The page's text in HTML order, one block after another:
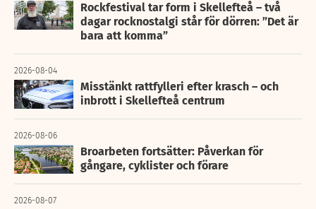
Rockfestival tar form i Skellefteå – två
dagar rocknostalgi står för dörren: ”Det är
bara att komma”
2026-08-04
Misstänkt rattfylleri efter krasch – och
inbrott i Skellefteå centrum
2026-08-06
Broarbeten fortsätter: Påverkan för
gångare, cyklister och förare
2026-08-07